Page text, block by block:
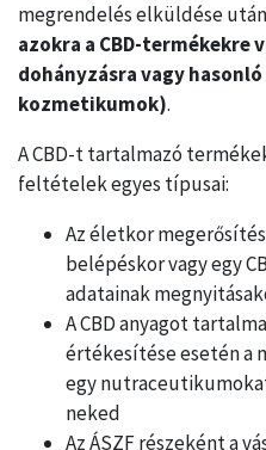
megrendelés elküldése
azokra a CBD-
dohányzásra vagy
kozmetikumok).
A CBD-t tartalmazó
feltételek egyes típusai:
Az életkor
belépéskor vagy egy
adatainak
A CBD anyagot
értékesítése esetén a
egy
neked
Az ÁSZF részeként a